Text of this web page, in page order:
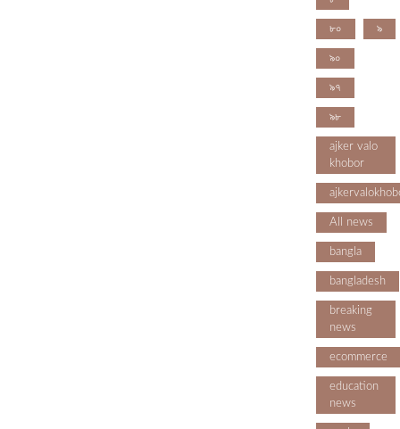
৮০ ৯
৯০
৯৭
৯৮
ajker valo
khobor
All news
bangla
bangladesh
breaking
news
ecommerce
education
news